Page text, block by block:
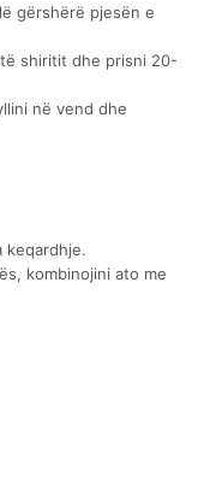
gërshërë pjesën e
shiritit dhe prisni 20-
në vend dhe
keqardhje.
kombinojini ato me